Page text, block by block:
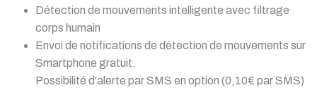
Détection de mouvements intelligente avec filtrage
corps humain
Envoi de notifications de détection de mouvements sur
Smartphone gratuit.
Possibilité d'alerte par SMS en option (0,10€ par SMS)